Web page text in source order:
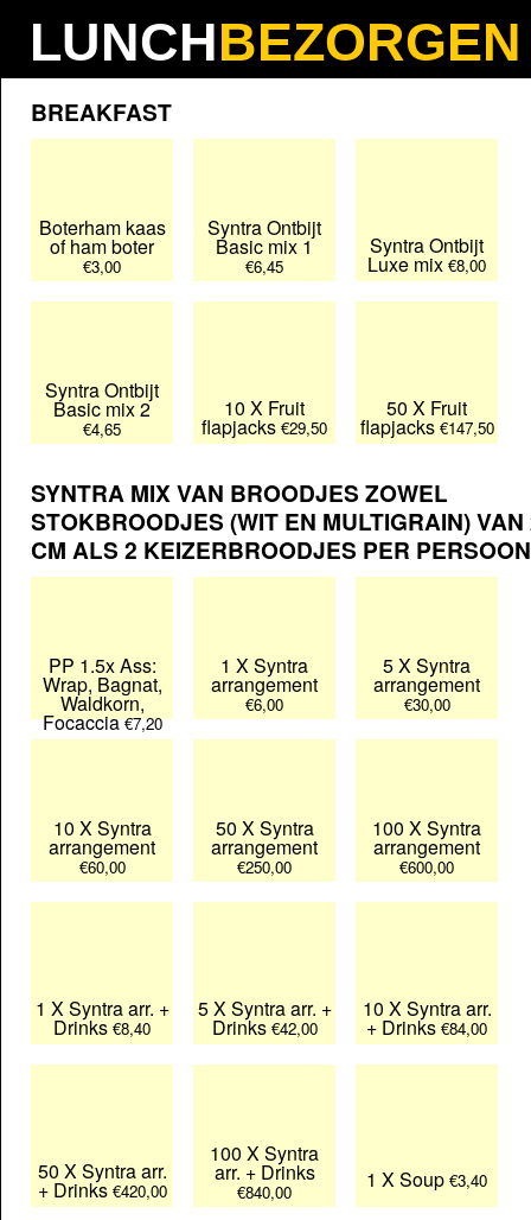
LUNCHBEZORGEN
Nederlands
Deutsch
Français
BREAKFAST
Boterham kaas
of ham boter
€3,00
Syntra Ontbijt
Basic mix 1
€6,45
Syntra Ontbijt
Luxe mix €8,00
Syntra Ontbijt
Basic mix 2
€4,65
10 X Fruit
flapjacks €29,50
50 X Fruit
flapjacks €147,50
SYNTRA MIX VAN BROODJES ZOWEL
STOKBROODJES (WIT EN MULTIGRAIN) VAN
CM ALS 2 KEIZERBROODJES PER PERSOON
PP 1.5x Ass:
Wrap, Bagnat,
Waldkorn,
Focaccia€7,20
1 X Syntra
arrangement
€6,00
5 X Syntra
arrangement
€30,00
10 X Syntra
arrangement
€60,00
50 X Syntra
arrangement
€250,00
100 X Syntra
arrangement
€600,00
1 X Syntra arr. +
Drinks €8,40
5 X Syntra arr. +
Drinks €42,00
10 X Syntra arr.
+ Drinks €84,00
50 X Syntra arr.
+ Drinks €420,00
100 X Syntra
arr. + Drinks
€840,00 1 X Soup €3,40